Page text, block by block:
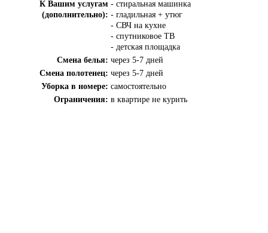
К Вашим услугам
(дополнительно):
- стиральная машинка
- гладильная + утюг
- СВЧ на кухне
- спутниковое ТВ
- детская площадка
Смена белья: через 5-7 дней
Смена полотенец: через 5-7 дней
Уборка в номере: самостоятельно
Ограничения: в квартире не курить